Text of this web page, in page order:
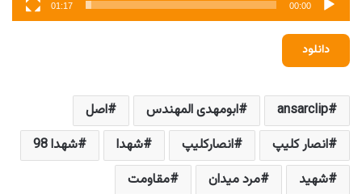
00:00
01:17
دانلود
ansarclip ابومهدی المهندس
اصل
انصار کلیپ
انصارکلیپ شهدا
شهدا 98
شهید
مرد میدان مقاومت